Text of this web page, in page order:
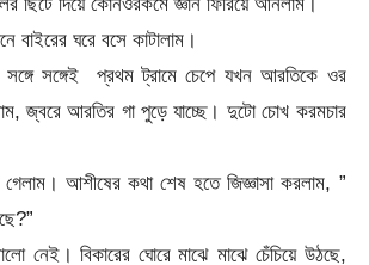
বাইরের ঘরে বসে কাটালাম।
সঙ্গেই প্রথম ট্রামে চেপে যখন আরতিকে ওর
জ্বরে আরতির গা পুড়ে যাচ্ছে। দুটো চোখ করমচার
আশীষের কথা শেষ হতে জিজ্ঞাসা করলাম, ”
নেই। বিকারের ঘোরে মাঝে মাঝে চেঁচিয়ে উঠছে,